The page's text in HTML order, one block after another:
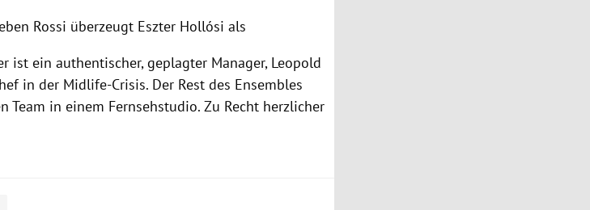
Rossi überzeugt Eszter Hollósi als
ist ein authentischer, geplagter Manager, Leopold
in der Midlife-Crisis. Der Rest des Ensembles
in einem Fernsehstudio. Zu Recht herzlicher